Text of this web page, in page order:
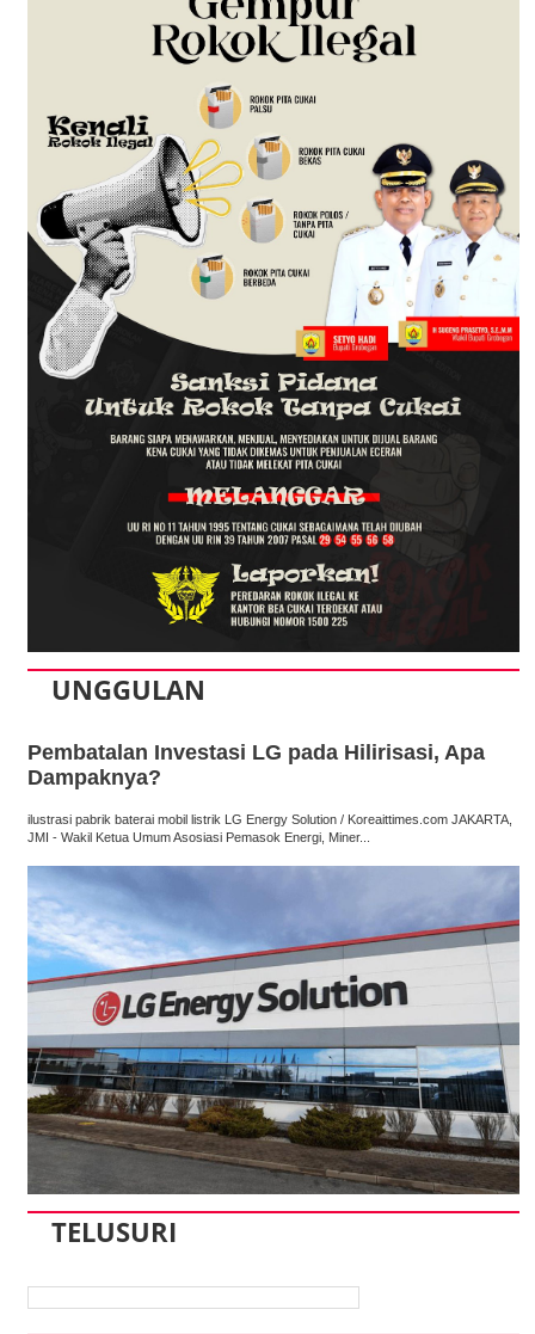
UNGGULAN
Pembatalan Investasi LG pada Hilirisasi, Apa
Dampaknya?
ilustrasi pabrik baterai mobil listrik LG Energy Solution / Koreaittimes.com JAKARTA,
JMI - Wakil Ketua Umum Asosiasi Pemasok Energi, Miner...
TELUSURI